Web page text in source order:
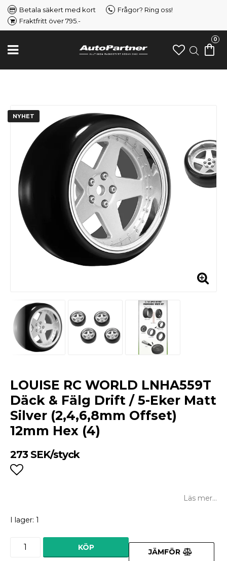
Betala säkert med kort
Frågor? Ring oss!
Fraktfritt över 795.-
0
NYHET
LOUISE RC WORLD LNHA559T
Däck & Fälg Drift / 5-Eker Matt
Silver (2,4,6,8mm Offset)
12mm Hex (4)
273 SEK/styck
Läs mer...
I lager: 1
KÖP
JÄMFÖR